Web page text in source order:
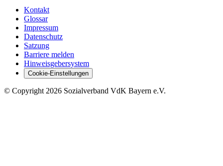
Kontakt
Glossar
Impressum
Datenschutz
Satzung
Barriere melden
Hinweisgebersystem
Cookie-Einstellungen
© Copyright 2026 Sozialverband VdK Bayern e.V.